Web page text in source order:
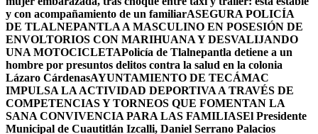
y con acompañamiento de un familiarASEGURA POLICÍA
DE TLALNEPANTLA A MASCULINO EN POSESIÓN DE
ENVOLTORIOS CON MARIHUANA Y DESVALIJANDO
UNA MOTOCICLETAPolicía de Tlalnepantla detiene a un
hombre por presuntos delitos contra la salud en la colonia
Lázaro CárdenasAYUNTAMIENTO DE TECÁMAC
IMPULSA LA ACTIVIDAD DEPORTIVA A TRAVÉS DE
COMPETENCIAS Y TORNEOS QUE FOMENTAN LA
SANA CONVIVENCIA PARA LAS FAMILIASEl Presidente
Municipal de Cuautitlán Izcalli, Daniel Serrano Palacios